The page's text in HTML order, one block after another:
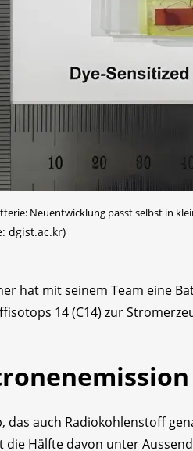
Neuentwicklung passt selbst in
dgist.ac.kr)
hat mit seinem Team eine
14 (C14) zur
das auch Radiokohlenstoff
die Hälfte davon unter